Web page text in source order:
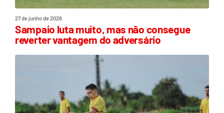
27 de junho de 2026
Sampaio luta muito, mas não consegue
reverter vantagem do adversário